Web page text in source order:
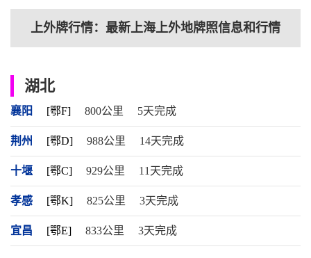
上外牌行情：最新上海上外地牌照信息和行情
湖北
襄阳 [鄂F] 800公里 5天完成
荆州 [鄂D] 988公里 14天完成
十堰 [鄂C] 929公里 11天完成
孝感 [鄂K] 825公里 3天完成
宜昌 [鄂E] 833公里 3天完成